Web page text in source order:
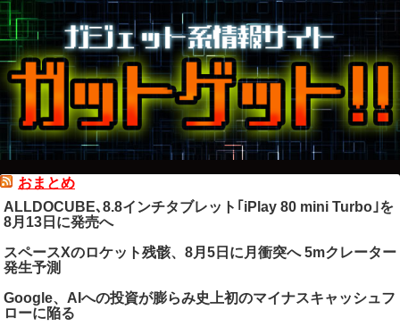
おまとめ
ALLDOCUBE､8.8インチタブレット｢iPlay 80 mini Turbo｣を
8月13日に発売へ
スペースXのロケット残骸、8月5日に月衝突へ 5mクレーター
発生予測
Google、AIへの投資が膨らみ史上初のマイナスキャッシュフ
ローに陥る